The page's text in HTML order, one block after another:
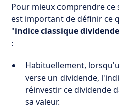
Pour mieux comprendre ce
est important de définir ce
"indice classique
:
Habituellement,
verse un dividende,
réinvestir ce dividende
sa valeur.